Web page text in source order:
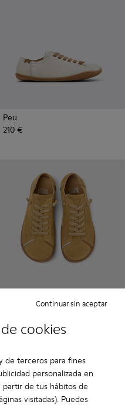
cookies
de terceros para fines
personalizada en
de tus hábitos de
visitadas). Puedes
Continuar sin aceptar
Peu
210 €